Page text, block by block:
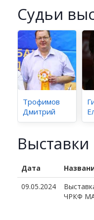
Cудьи
Трофимов
Дмитрий
Выставки
Дата
09.05.2024
ЧРКФ